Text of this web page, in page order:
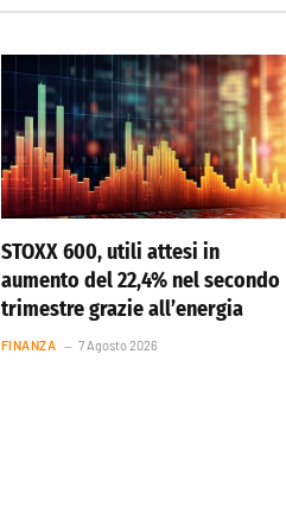
STOXX 600, utili attesi in
aumento del 22,4% nel secondo
trimestre grazie all’energia
FINANZA 7 Agosto 2026